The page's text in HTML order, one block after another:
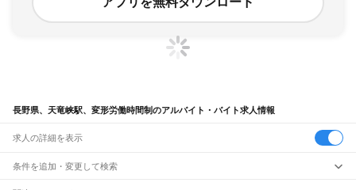
長野県、天竜峡駅、変形労働時間制のアルバイト・バイト求人情報
求人の詳細を表示
条件を追加・変更して検索